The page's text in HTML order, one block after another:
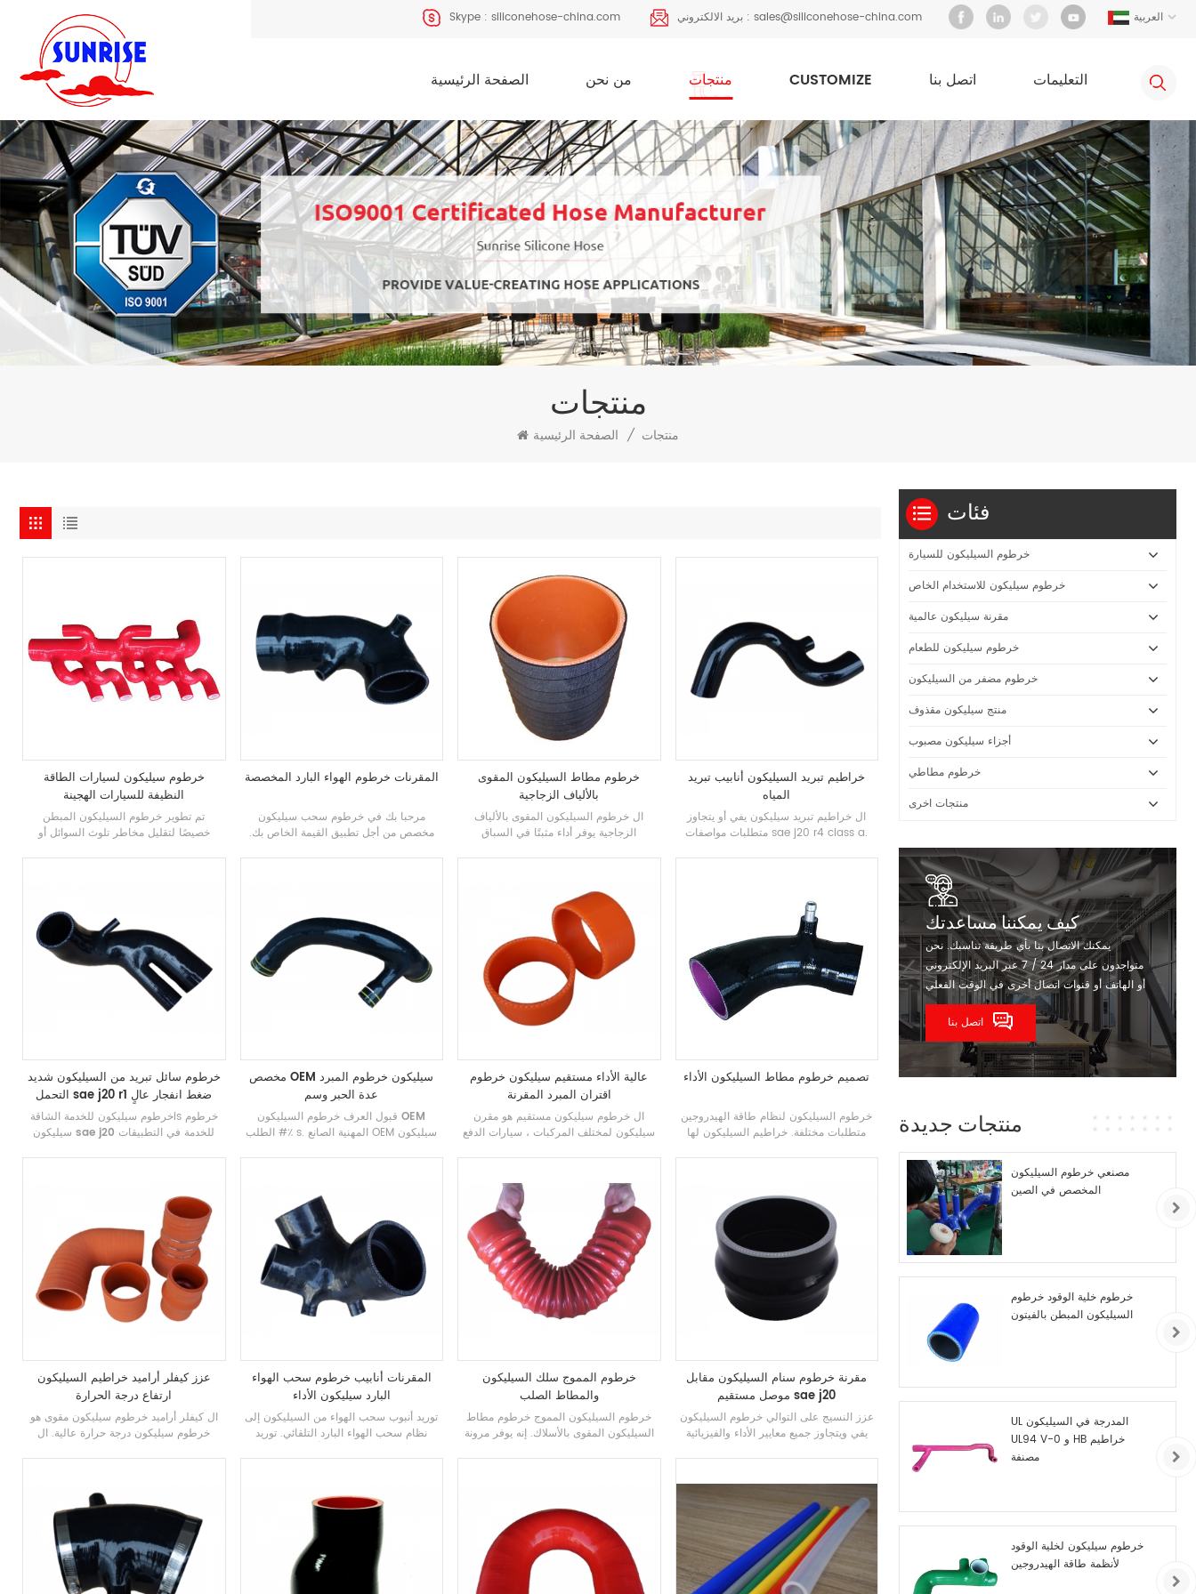
العربية Skype : siliconehose-china.com بريد الالكتروني : sales@siliconehose-china.com
الصفحة الرئيسية من نحن منتجات CUSTOMIZE اتصل بنا التعليمات
منتجات
الصفحة الرئيسية / منتجات
خرطوم سيليكون لسيارات الطاقة
النظيفة للسيارات الهجينة
تم تطوير خرطوم السيليكون المبطن
خصيصًا لتقليل مخاطر تلوث السوائل أو
المقرنات خرطوم الهواء البارد المخصصة
مرحبا بك في خرطوم سحب سيليكون
مخصص من أجل تطبيق القيمة الخاص بك.
خرطوم مطاط السيليكون المقوى
بالألياف الزجاجية
ال خرطوم السيليكون المقوى بالألياف
الزجاجية يوفر أداء مثبتًا في السباق
فهرنهايت. مرحبًا بكم في خراطيم
السيليكون عالية الحرارة المخصصة من
شروق الشمس!
خراطيم تبريد السيليكون أنابيب تبريد
المياه
ال خراطيم تبريد سيليكون يفي أو يتجاوز
متطلبات مواصفات sae j20 r4 class a.
خرطوم سائل تبريد من السيليكون شديد
التحمل sae j20 r1 ضغط انفجار عالٍ
خرطوم سيليكون للخدمة الشاقةisخرطوم
سيليكون sae j20
مخصص OEM سيليكون خرطوم المبرد
عدة الحبر وسم
قبول العرف خرطوم السيليكون OEM
الطلب #٪ s. المهنية الصانع OEM سيليكون
عالية الأداء مستقيم سيليكون خرطوم
اقتران المبرد المقرنة
ال خرطوم سيليكون مستقيم هو مقرن
سيليكون لمختلف المركبات ، سيارات الدفع
استخدامه أيضًا للقطار أو للأغراض الصناعية
الأخرى. يمكننا قطع
اقتران خرطوم
السيليكون على التوالي
للطول الذي تحتاجه
تصميم خرطوم مطاط السيليكون الأداء
خرطوم السيليكون لنظام طاقة الهيدروجين
متطلبات مختلفة. خراطيم السيليكون لها
عزز كيفلر أراميد خراطيم السيليكون
ارتفاع درجة الحرارة
ال كيفلر أراميد خرطوم سيليكون مقوى هو
خرطوم سيليكون درجة حرارة عالية. ال
المقرنات أنابيب خرطوم سحب الهواء
البارد سيليكون الأداء
توريدأنبوب سحب الهواء من السيليكون إلى
نظام سحب الهواء البارد التلقائي. توريد
خرطوم المموج سلك السيليكون
والمطاط الصلب
خرطوم السيليكون المموج خرطوم مطاط
السيليكون المقوى بالأسلاك. إنه يوفر مرونة
مقرنة خرطوم سنام السيليكون مقابل
موصل مستقيم sae j20
عزز النسيج على التوالي خرطوم السيليكون
يفي ويتجاوز جميع معايير الأداء والفيزيائية
أو مقوى بأربعة طبقات من الأراميد. مقاومة
الأوزون والأشعة فوق البنفسجية
فئات
خرطوم السيليكون للسيارة
خرطوم سيليكون للاستخدام الخاص
مقرنة سيليكون عالمية
خرطوم سيليكون للطعام
خرطوم مضفر من السيليكون
منتج سيليكون مقذوف
أجزاء سيليكون مصبوب
خرطوم مطاطي
منتجات اخرى
كيف يمكننا مساعدتك
يمكنك الاتصال بنا بأي طريقة تناسبك. نحن
متواجدون على مدار 24 / 7 عبر البريد الإلكتروني
أو الهاتف أو قنوات اتصال أخرى في الوقت الفعلي
اتصل بنا
منتجات جديدة
مصنعي خرطوم السيليكون
المخصص في الصين
خرطوم خلية الوقود خرطوم
السيليكون المبطن بالفيتون
UL المدرجة في السيليكون
UL94 V-0 و HB خراطيم
مصنفة
خرطوم سيليكون لخلية الوقود
لأنظمة طاقة الهيدروجين